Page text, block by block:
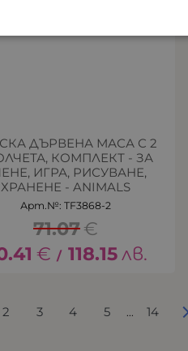
ДЪРВЕНА МАСА С 2
КОМПЛЕКТ - ЗА
ИГРА, РИСУВАНЕ,
ХРАНЕНЕ - ANIMALS
Арт.№: TF3868-2
71.07€
€ / 118.15лв.
2 3 4 5 ... 14